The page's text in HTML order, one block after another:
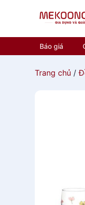
Báo giá
Trang chủ /